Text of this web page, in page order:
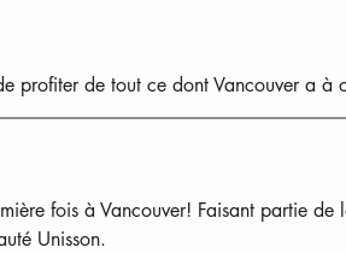
profiter de tout ce dont Vancouver a à
fois à Vancouver! Faisant partie de
Unisson.